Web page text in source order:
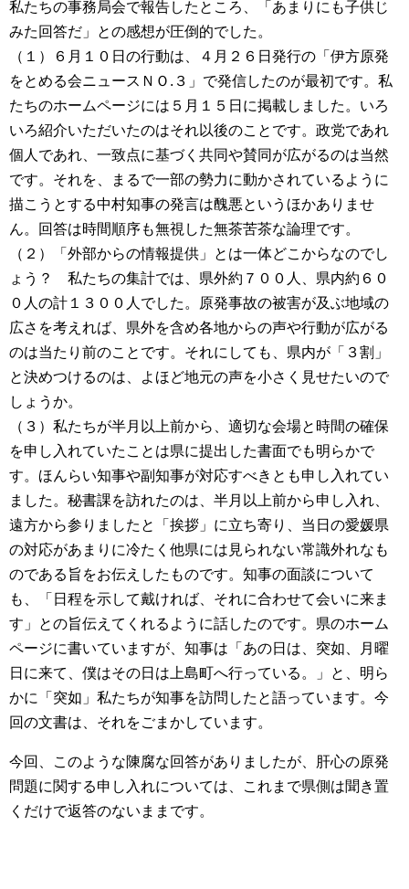
私たちの事務局会で報告したところ、「あまりにも子供じ
みた回答だ」との感想が圧倒的でした。
（１）６月１０日の行動は、４月２６日発行の「伊方原発
をとめる会ニュースＮＯ.３」で発信したのが最初です。私
たちのホームページには５月１５日に掲載しました。いろ
いろ紹介いただいたのはそれ以後のことです。政党であれ
個人であれ、一致点に基づく共同や賛同が広がるのは当然
です。それを、まるで一部の勢力に動かされているように
描こうとする中村知事の発言は醜悪というほかありませ
ん。回答は時間順序も無視した無茶苦茶な論理です。
（２）「外部からの情報提供」とは一体どこからなのでし
ょう？ 私たちの集計では、県外約７００人、県内約６０
０人の計１３００人でした。原発事故の被害が及ぶ地域の
広さを考えれば、県外を含め各地からの声や行動が広がる
のは当たり前のことです。それにしても、県内が「３割」
と決めつけるのは、よほど地元の声を小さく見せたいので
しょうか。
（３）私たちが半月以上前から、適切な会場と時間の確保
を申し入れていたことは県に提出した書面でも明らかで
す。ほんらい知事や副知事が対応すべきとも申し入れてい
ました。秘書課を訪れたのは、半月以上前から申し入れ、
遠方から参りましたと「挨拶」に立ち寄り、当日の愛媛県
の対応があまりに冷たく他県には見られない常識外れなも
のである旨をお伝えしたものです。知事の面談について
も、「日程を示して戴ければ、それに合わせて会いに来ま
す」との旨伝えてくれるように話したのです。県のホーム
ページに書いていますが、知事は「あの日は、突如、月曜
日に来て、僕はその日は上島町へ行っている。」と、明ら
かに「突如」私たちが知事を訪問したと語っています。今
回の文書は、それをごまかしています。
今回、このような陳腐な回答がありましたが、肝心の原発
問題に関する申し入れについては、これまで県側は聞き置
くだけで返答のないままです。